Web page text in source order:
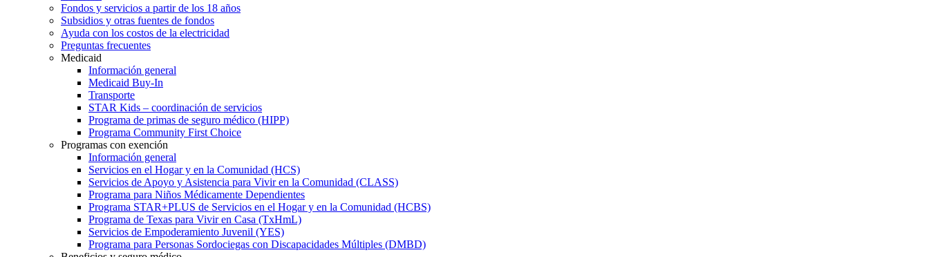
Fondos y servicios a partir de los 18 años
Subsidios y otras fuentes de fondos
Ayuda con los costos de la electricidad
Preguntas frecuentes
Medicaid
Información general
Medicaid Buy-In
Transporte
STAR Kids – coordinación de servicios
Programa de primas de seguro médico (HIPP)
Programa Community First Choice
Programas con exención
Información general
Servicios en el Hogar y en la Comunidad (HCS)
Servicios de Apoyo y Asistencia para Vivir en la Comunidad (CLASS)
Programa para Niños Médicamente Dependientes
Programa STAR+PLUS de Servicios en el Hogar y en la Comunidad (HCBS)
Programa de Texas para Vivir en Casa (TxHmL)
Servicios de Empoderamiento Juvenil (YES)
Programa para Personas Sordociegas con Discapacidades Múltiples (DMBD)